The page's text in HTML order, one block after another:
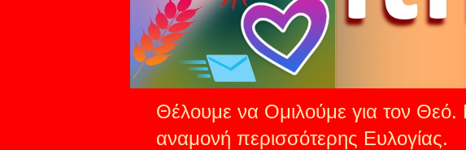
Θέλουμε να Ομιλούμε για τον Θεό.
αναμονή περισσότερης Ευλογίας.